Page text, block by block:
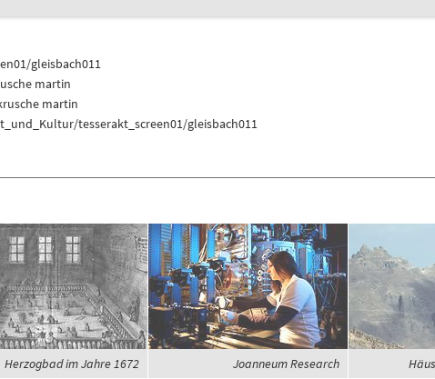
gleisbach011
martin
martin
tesserakt_screen01/gleisbach011
Herzogbad im Jahre 1672 Joanneum Research